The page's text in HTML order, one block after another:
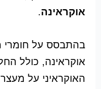
אוקראינה.
בהתבסס על חומרי
אוקראינה, כולל
האוקראיני על